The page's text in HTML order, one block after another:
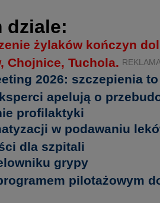
dziale:
żylaków kończyn
Chojnice, Tuchola.
2026: szczepienia
apelują o
profilaktyki
w podawaniu
dla szpitali
grypy
pilotażowym